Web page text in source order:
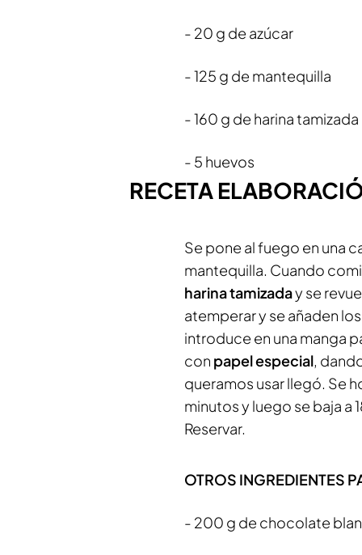
- 20 g de azúcar
- 125 g de mantequilla
- 160 g de harina tamizada
- 5 huevos
RECETA
Se pone al fuego en una
mantequilla. Cuando
harina tamizaday se
atemperar y se añaden
introduce en una manga
con papel especial,
queramos usar llegó. Se
minutos y luego se baja a
Reservar.
OTROS INGREDIENTES
- 200 g de chocolate